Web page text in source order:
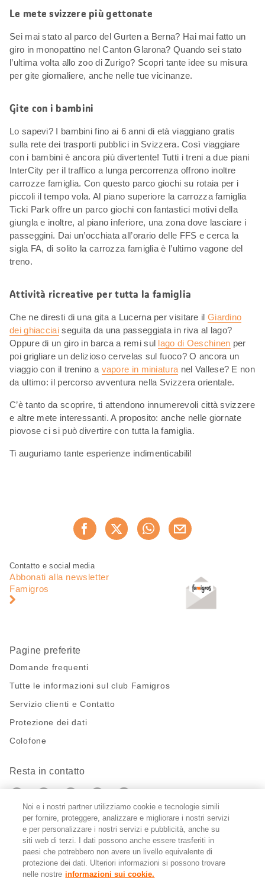
Le mete svizzere più gettonate
Sei mai stato al parco del Gurten a Berna? Hai mai fatto un
giro in monopattino nel Canton Glarona? Quando sei stato
l’ultima volta allo zoo di Zurigo? Scopri tante idee su misura
per gite giornaliere, anche nelle tue vicinanze.
Gite con i bambini
Lo sapevi? I bambini fino ai 6 anni di età viaggiano gratis
sulla rete dei trasporti pubblici in Svizzera. Così viaggiare
con i bambini è ancora più divertente! Tutti i treni a due piani
InterCity per il traffico a lunga percorrenza offrono inoltre
carrozze famiglia. Con questo parco giochi su rotaia per i
piccoli il tempo vola. Al piano superiore la carrozza famiglia
Ticki Park offre un parco giochi con fantastici motivi della
giungla e inoltre, al piano inferiore, una zona dove lasciare i
passeggini. Dai un’occhiata all’orario delle FFS e cerca la
sigla FA, di solito la carrozza famiglia è l’ultimo vagone del
treno.
Attività ricreative per tutta la famiglia
Che ne diresti di una gita a Lucerna per visitare il Giardino
dei ghiacciaiseguita da una passeggiata in riva al lago?
Oppure di un giro in barca a remi sul lago di Oeschinen per
poi grigliare un delizioso cervelas sul fuoco? O ancora un
viaggio con il trenino a vapore in miniatura nel Vallese? E non
da ultimo: il percorso avventura nella Svizzera orientale.
C’è tanto da scoprire, ti attendono innumerevoli città svizzere
e altre mete interessanti. A proposito: anche nelle giornate
piovose ci si può divertire con tutta la famiglia.
Ti auguriamo tante esperienze indimenticabili!
Consiglia ora
Piè
pagina
Navigazione
pagina
Contatto e social media
Abbonati alla newsletter
Famigros
Pagine preferite
Domande frequenti
Tutte le informazioni sul club Famigros
Servizio clienti e Contatto
Protezione dei dati
Colofone
Resta in contatto
https://twitter.com/migros?
https://www.youtube.com/user/
PinterestInstagram
Impostazioni cookie
FR IT
Noi e i nostri partner utilizziamo cookie e tecnologie simili
per fornire, proteggere, analizzare e migliorare i nostri servizi
e per personalizzare i nostri servizi e pubblicità, anche su
siti web di terzi. I dati possono anche essere trasferiti in
paesi che potrebbero non avere un livello equivalente di
protezione dei dati. Ulteriori informazioni si possono trovare
nelle nostre informazioni sui cookie.